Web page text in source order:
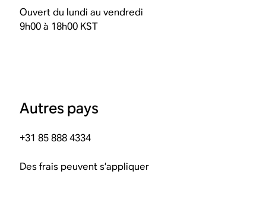
Ouvert du lundi au vendredi
9h00 à 18h00 KST
Autres pays
+31 85 888 4334
Des frais peuvent s’appliquer